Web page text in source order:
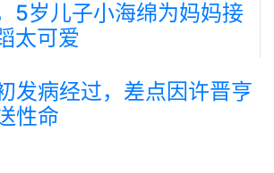
5岁儿子小海绵为妈妈接
太可爱
发病经过，差点因许晋亨
性命